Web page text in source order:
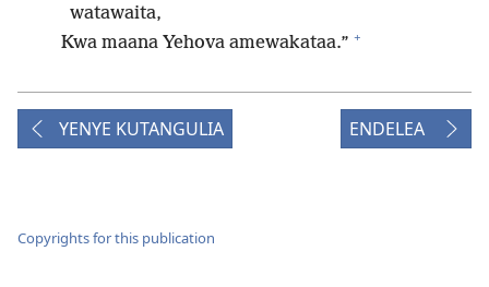
watawaita,
Kwa maana Yehova amewakataa.” +
YENYE KUTANGULIA ENDELEA
Copyrights for this publication